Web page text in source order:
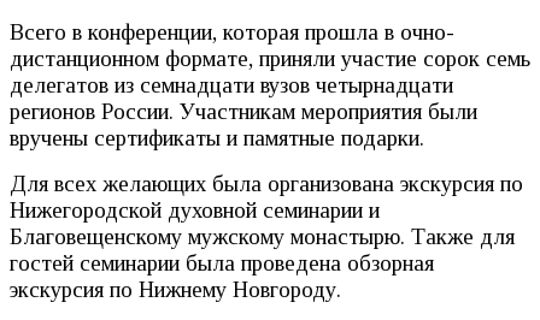
Всего в конференции, которая прошла в очно-
дистанционном формате, приняли участие сорок семь
делегатов из семнадцати вузов четырнадцати
регионов России. Участникам мероприятия были
вручены сертификаты и памятные подарки.
Для всех желающих была организована экскурсия по
Нижегородской духовной семинарии и
Благовещенскому мужскому монастырю. Также для
гостей семинарии была проведена обзорная
экскурсия по Нижнему Новгороду.